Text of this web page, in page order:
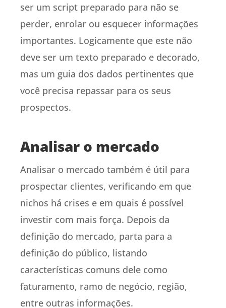
ser um script preparado para não se
perder, enrolar ou esquecer informações
importantes. Logicamente que este não
deve ser um texto preparado e decorado,
mas um guia dos dados pertinentes que
você precisa repassar para os seus
prospectos.
Analisar o mercado
Analisar o mercado também é útil para
prospectar clientes, verificando em que
nichos há crises e em quais é possível
investir com mais força. Depois da
definição do mercado, parta para a
definição do público, listando
características comuns dele como
faturamento, ramo de negócio, região,
entre outras informações.